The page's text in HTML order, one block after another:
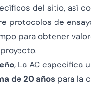
del sitio, así
protocolos de
para obtener
, La AC especifica
de 20 años para la